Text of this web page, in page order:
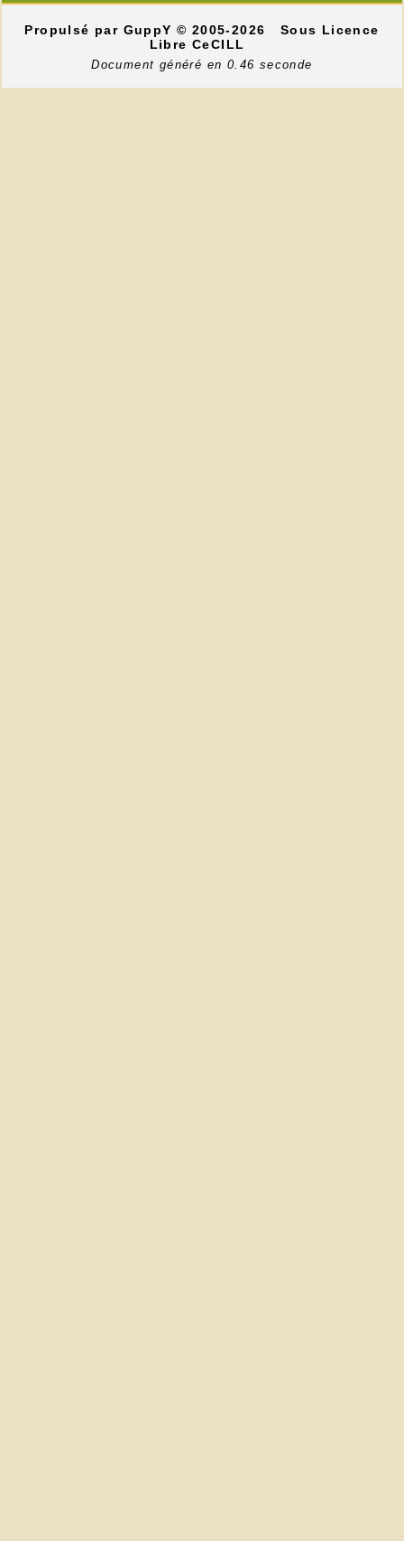
Propulsé par GuppY© 2005-2026
Sous Licence
Libre CeCILL
Document généré en 0.46 seconde